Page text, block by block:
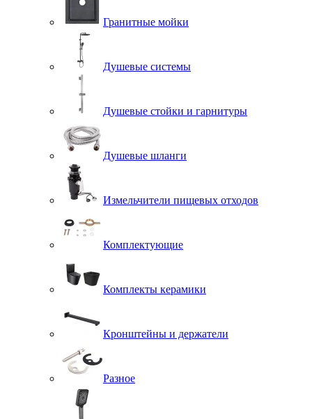
Гранитные мойки
Душевые системы
Душевые стойки и гарнитуры
Душевые шланги
Измельчители пищевых отходов
Комплектующие
Комплекты керамики
Кронштейны и держатели
Разное